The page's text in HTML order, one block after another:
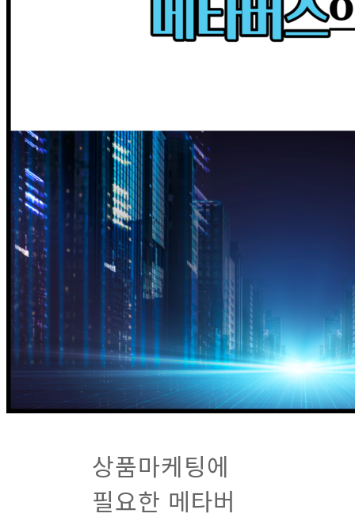
상품마케팅에
필요한 메타버